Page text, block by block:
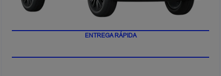
ENTREGA RÁPIDA